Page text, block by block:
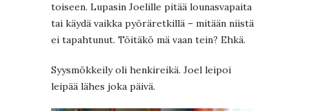
toiseen. Lupasin Joelille pitää lounasvapaita
tai käydä vaikka pyöräretkillä – mitään niistä
ei tapahtunut. Töitäkö mä vaan tein? Ehkä.
Syysmökkeily oli henkireikä. Joel leipoi
leipää lähes joka päivä.